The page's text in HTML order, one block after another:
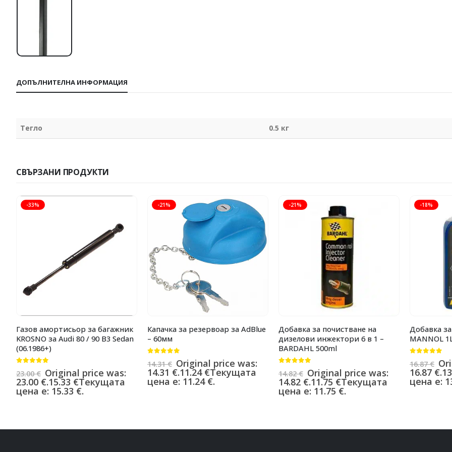
ДОПЪЛНИТЕЛНА ИНФОРМАЦИЯ
Тегло 0.5 кг
СВЪРЗАНИ ПРОДУКТИ
-33%
Газов амортисьор за багажник
KROSNO за Audi 80 / 90 B3 Sedan
(06.1986+)
23.00€ Original price was:
23.00 €.15.33 €Текущата
цена е: 15.33 €.
-21%
Капачка за резервоар за AdBlue
– 60мм
14.31€ Original price was:
14.31 €.11.24 €Текущата
цена е: 11.24 €.
-21%
Добавка за почистване на
дизелови инжектори 6 в 1 –
BARDAHL 500ml
14.82€ Original price was:
14.82 €.11.75 €Текущата
цена е: 11.75 €.
-18%
Добавка
MANNOL
16.87€
16.87 €.
цена е: